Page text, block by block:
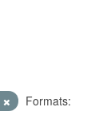
Formats: